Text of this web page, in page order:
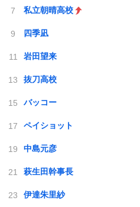
私立朝晴高校
四季凪
岩田望来
抜刀高校
バッコー
ペイショット
中島元彦
萩生田幹事長
伊達朱里紗